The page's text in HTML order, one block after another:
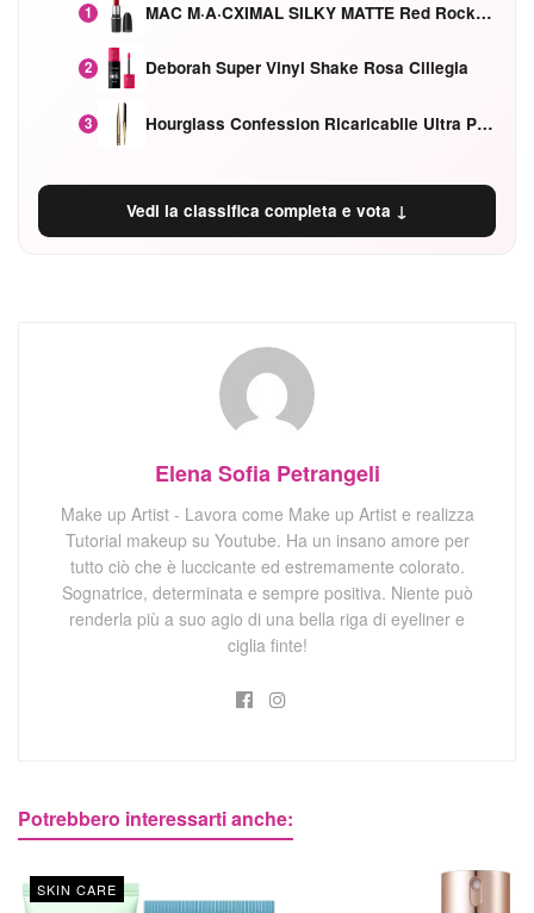
1 MAC M·A·CXIMAL SILKY MATTE Red Rock mat
2 Deborah Super Vinyl Shake Rosa Ciliegia
3 Hourglass Confession Ricaricabile Ultra Preciso Ad Alta Intensità Secretly Classic Red
Vedi la classifica completa e vota ↓
Elena Sofia Petrangeli
Make up Artist - Lavora come Make up Artist e realizza
Tutorial makeup su Youtube. Ha un insano amore per
tutto ciò che è luccicante ed estremamente colorato.
Sognatrice, determinata e sempre positiva. Niente può
renderla più a suo agio di una bella riga di eyeliner e
ciglia finte!
Potrebbero interessarti anche:
SKIN CARE